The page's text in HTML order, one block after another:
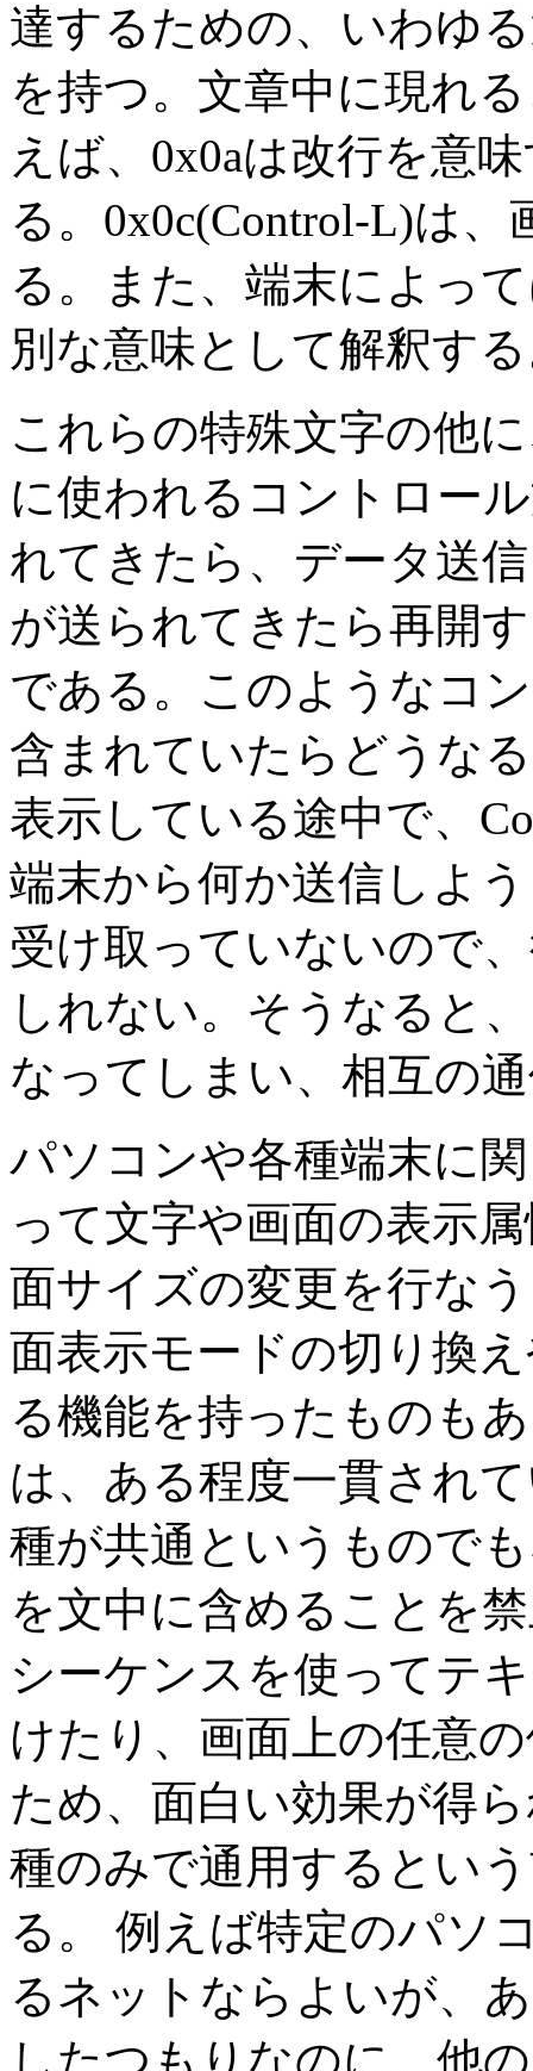
達するための、いわゆ
を持つ。文章中に現れ
えば、0x0aは改行を意
る。0x0c(Control-L)は
る。また、端末によっ
別な意味として解釈す
これらの特殊文字の他
に使われるコントロー
れてきたら、データ送
が送られてきたら再開
である。このようなコ
含まれていたらどうな
表示している途中で、
端末から何か送信しよ
受け取っていないので
しれない。そうなると
なってしまい、相互の
パソコンや各種端末に
って文字や画面の表示
面サイズの変更を行な
面表示モードの切り換
る機能を持ったものも
は、ある程度一貫され
種が共通というもので
を文中に含めることを
シーケンスを使ってテ
けたり、画面上の任意
ため、面白い効果が得
種のみで通用するとい
る。 例えば特定のパソ
るネットならよいが、
したつもりなのに、他